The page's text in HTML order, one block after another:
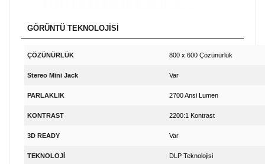
GÖRÜNTÜ TEKNOLOJİSİ
ÇÖZÜNÜRLÜK 800 x 600 Çözünürlük
Stereo Mini Jack Var
PARLAKLIK 2700 Ansi Lumen
KONTRAST 2200:1 Kontrast
3D READY Var
TEKNOLOJİ DLP Teknolojisi